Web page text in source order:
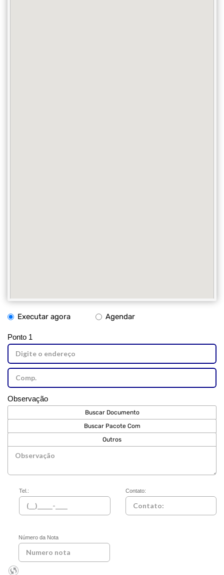
Executar agora Agendar
Ponto 1
Observação
Buscar Documento
Buscar Pacote Com
Outros
Tel.: Contato:
Número da Nota